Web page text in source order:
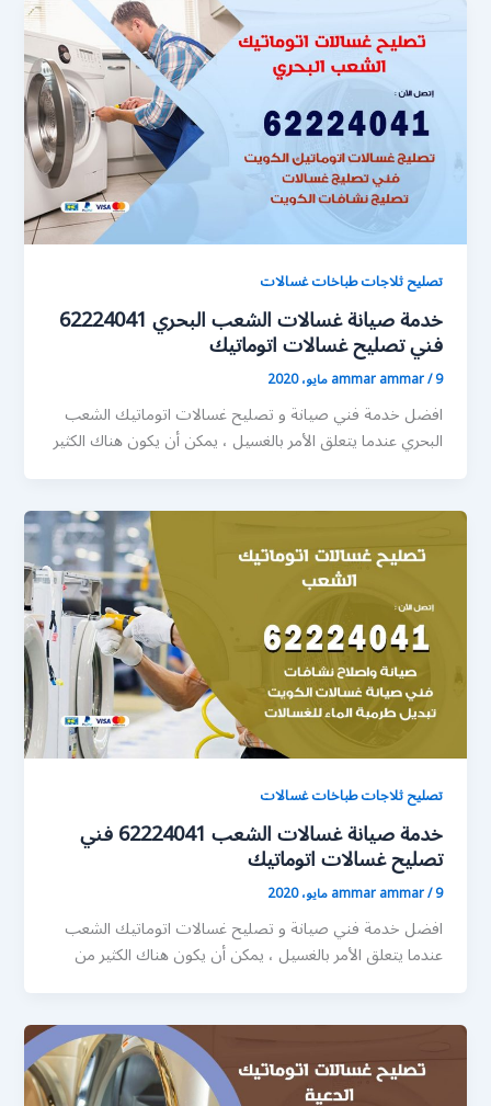
تصليح ثلاجات طباخات غسالات
خدمة صيانة غسالات الشعب البحري 62224041
فني تصليح غسالات اتوماتيك
ammar ammar/9 مايو، 2020
افضل خدمة فني صيانة و تصليح غسالات اتوماتيك الشعب
البحري عندما يتعلق الأمر بالغسيل ، يمكن أن يكون هناك الكثير
تصليح ثلاجات طباخات غسالات
خدمة صيانة غسالات الشعب 62224041 فني
تصليح غسالات اتوماتيك
ammar ammar/9 مايو، 2020
افضل خدمة فني صيانة و تصليح غسالات اتوماتيك الشعب
عندما يتعلق الأمر بالغسيل ، يمكن أن يكون هناك الكثير من